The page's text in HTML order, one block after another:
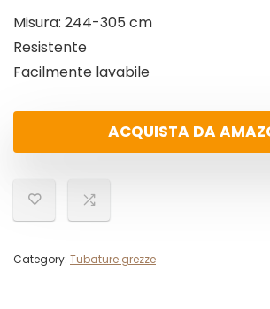
Misura: 244-305 cm
Resistente
Facilmente lavabile
ACQUISTA DA
Category: Tubature grezze